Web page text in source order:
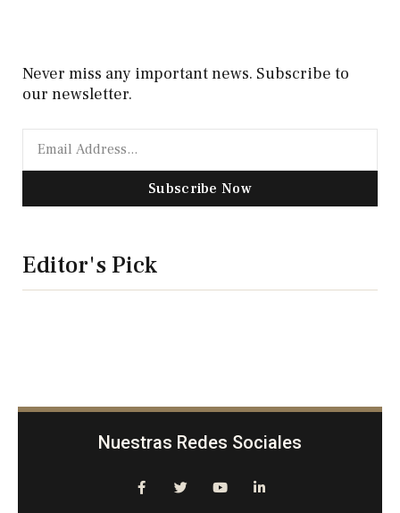
Never miss any important news. Subscribe to
our newsletter.
Subscribe Now
Editor's Pick
Nuestras Redes Sociales